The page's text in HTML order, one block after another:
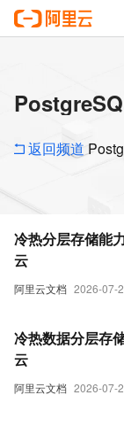
返回频道
阿里云文档 2026-07-
冷热分层存储能
云
阿里云文档 2026-07-
冷热数据分层存
云